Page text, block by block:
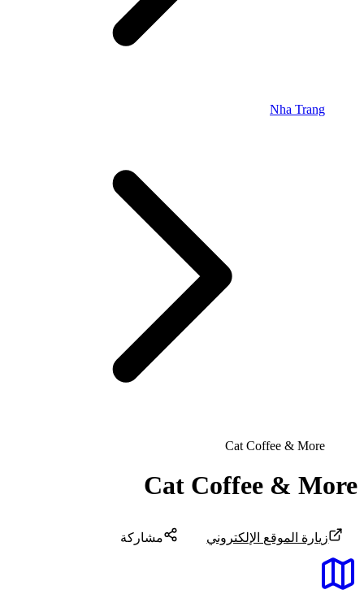
Nha Trang
Cat Coffee & More
Cat Coffee & More
زيارة الموقع الإلكتروني مشاركة